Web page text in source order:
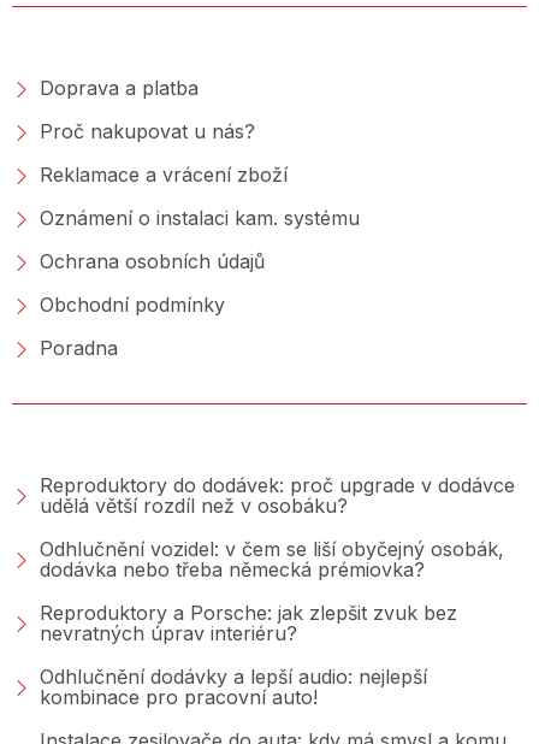
Doprava a platba
Proč nakupovat u nás?
Reklamace a vrácení zboží
Oznámení o instalaci kam. systému
Ochrana osobních údajů
Obchodní podmínky
Poradna
Reproduktory do dodávek: proč upgrade v dodávce
udělá větší rozdíl než v osobáku?
Odhlučnění vozidel: v čem se liší obyčejný osobák,
dodávka nebo třeba německá prémiovka?
Reproduktory a Porsche: jak zlepšit zvuk bez
nevratných úprav interiéru?
Odhlučnění dodávky a lepší audio: nejlepší
kombinace pro pracovní auto!